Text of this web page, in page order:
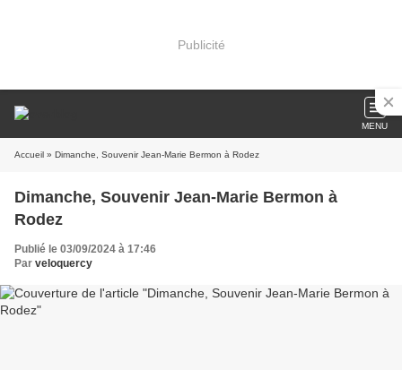
Publicité
MENU
Accueil » Dimanche, Souvenir Jean-Marie Bermon à Rodez
Dimanche, Souvenir Jean-Marie Bermon à
Rodez
Publié le 03/09/2024 à 17:46
Par veloquercy